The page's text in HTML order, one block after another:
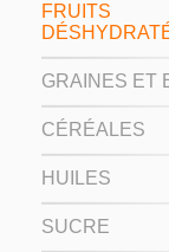
FRUITS
GRAINES ET
CÉRÉALES
HUILES
SUCRE